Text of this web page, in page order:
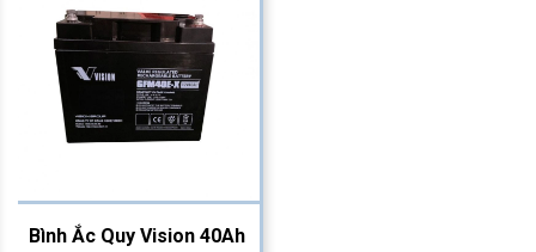
Bình Ắc Quy Vision 40Ah